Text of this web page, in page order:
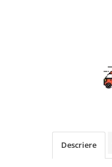
Descriere